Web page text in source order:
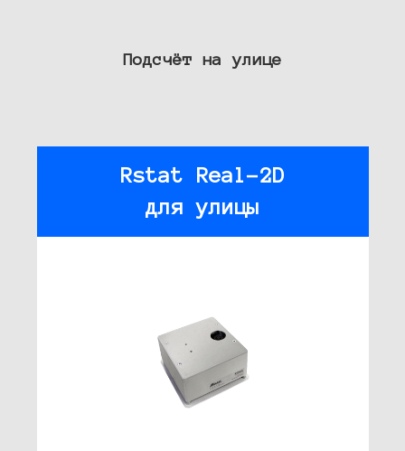
Подсчёт на улице
Rstat Real-2D
для улицы